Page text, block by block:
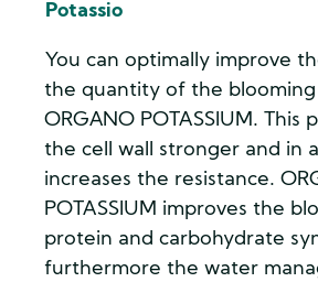
Potassio
You can optimally improve
the quantity of the blooming
ORGANO POTASSIUM. This
the cell wall stronger and in
increases the resistance.
POTASSIUM improves the
protein and carbohydrate
furthermore the water